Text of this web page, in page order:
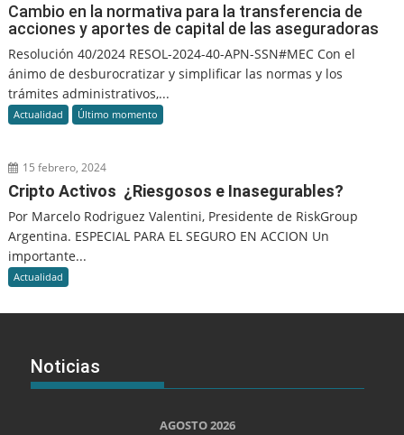
Cambio en la normativa para la transferencia de
acciones y aportes de capital de las aseguradoras
Resolución 40/2024 RESOL-2024-40-APN-SSN#MEC Con el
ánimo de desburocratizar y simplificar las normas y los
trámites administrativos,...
Actualidad Último momento
15 febrero, 2024
Cripto Activos ¿Riesgosos e Inasegurables?
Por Marcelo Rodriguez Valentini, Presidente de RiskGroup
Argentina. ESPECIAL PARA EL SEGURO EN ACCION Un
importante...
Actualidad
Noticias
AGOSTO 2026